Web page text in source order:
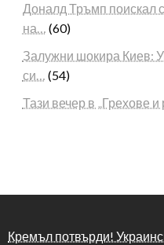
Доналд Тръмп поискал
на… (60)
Залужни шокира Киев:
си… (54)
Тази вечер в „Грехове и
Кремъл потвърди!